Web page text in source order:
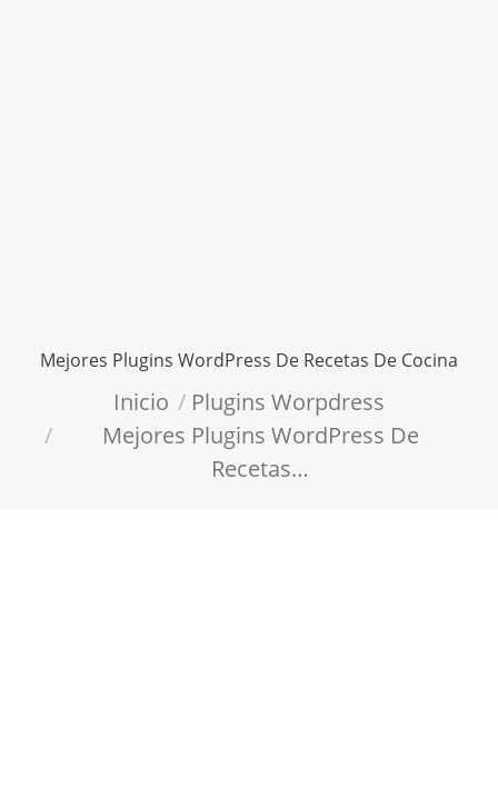
Mejores Plugins WordPress De Recetas De Cocina
Inicio
Plugins Worpdress
Mejores Plugins WordPress De
Recetas…